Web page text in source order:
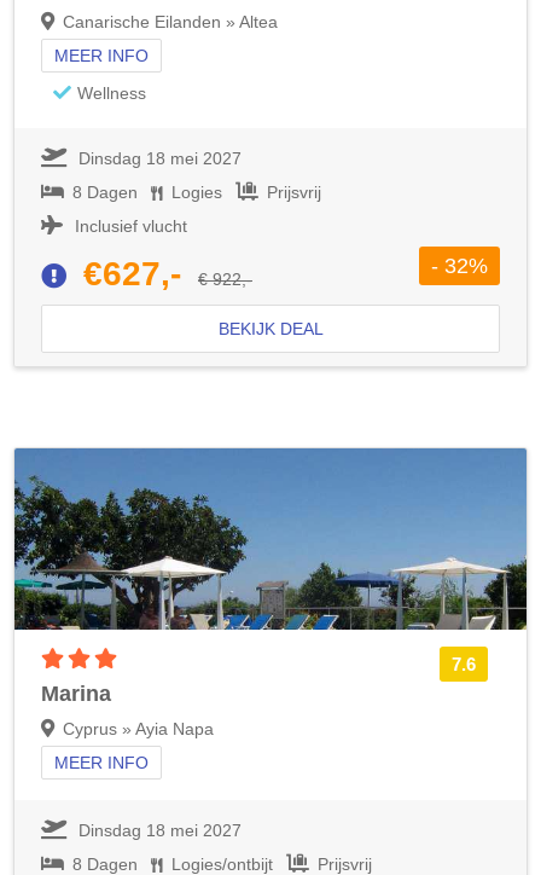
Canarische Eilanden » Altea
MEER INFO
Wellness
Dinsdag 18 mei 2027
8 Dagen
Logies
Prijsvrij
Inclusief vlucht
€627,- € 922,-
- 32%
BEKIJK DEAL
7.6
Marina
Cyprus » Ayia Napa
MEER INFO
Dinsdag 18 mei 2027
8 Dagen
Logies/ontbijt
Prijsvrij